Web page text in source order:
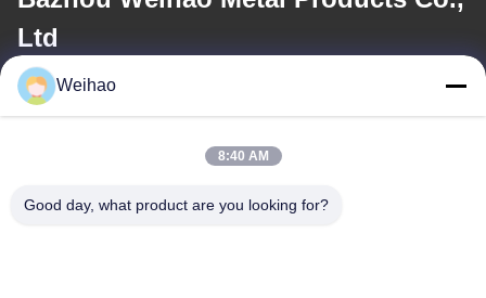
Ltd
E-posta
Weihao
8:40 AM
Good day, what product are you looking for?